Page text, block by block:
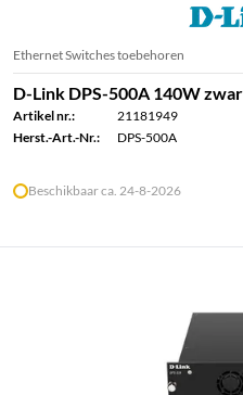
Ethernet Switches toebehoren
D-Link DPS-500A 140W
Artikel nr.:
21181949
Herst.-Art.-Nr.:
DPS-500A
Beschikbaar ca. 24-8-2026